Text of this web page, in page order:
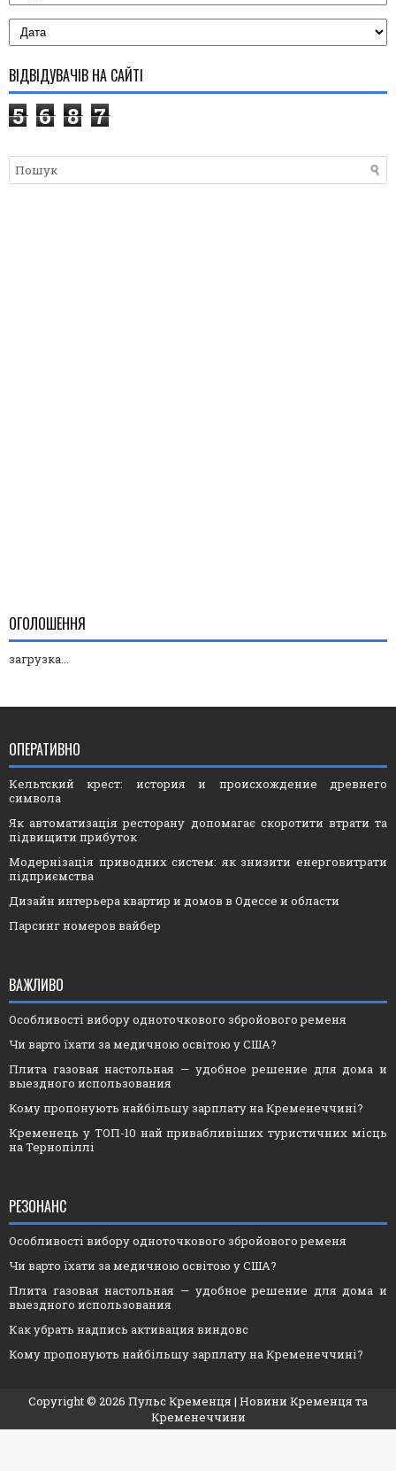
ВІДВІДУВАЧІВ НА САЙТІ
5 6 8 7
ОГОЛОШЕННЯ
загрузка...
ОПЕРАТИВНО
Кельтский крест: история и происхождение древнего
символа
Як автоматизація ресторану допомагає скоротити втрати та
підвищити прибуток
Модернізація приводних систем: як знизити енерговитрати
підприємства
Дизайн интерьера квартир и домов в Одессе и области
Парсинг номеров вайбер
ВАЖЛИВО
Особливості вибору одноточкового збройового ременя
Чи варто їхати за медичною освітою у США?
Плита газовая настольная — удобное решение для дома и
выездного использования
Кому пропонують найбільшу зарплату на Кременеччині?
Кременець у ТОП-10 най привабливіших туристичних місць
на Тернопіллі
РЕЗОНАНС
Особливості вибору одноточкового збройового ременя
Чи варто їхати за медичною освітою у США?
Плита газовая настольная — удобное решение для дома и
выездного использования
Как убрать надпись активация виндовс
Кому пропонують найбільшу зарплату на Кременеччині?
Copyright © 2026 Пульс Кременця | Новини Кременця та
Кременеччини